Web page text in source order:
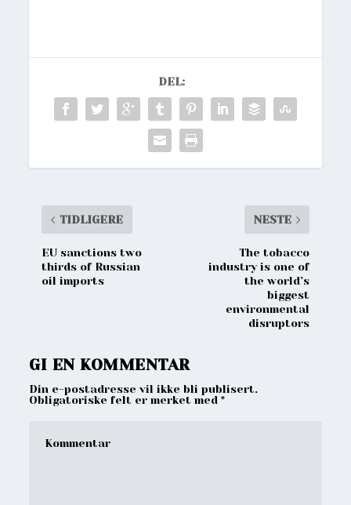
DEL:
TIDLIGERE
EU sanctions two
thirds of Russian
oil imports
NESTE
The tobacco
industry is one of
the world’s
biggest
environmental
disruptors
GI EN KOMMENTAR
Din e-postadresse vil ikke bli publisert.
Obligatoriske felt er merket med*